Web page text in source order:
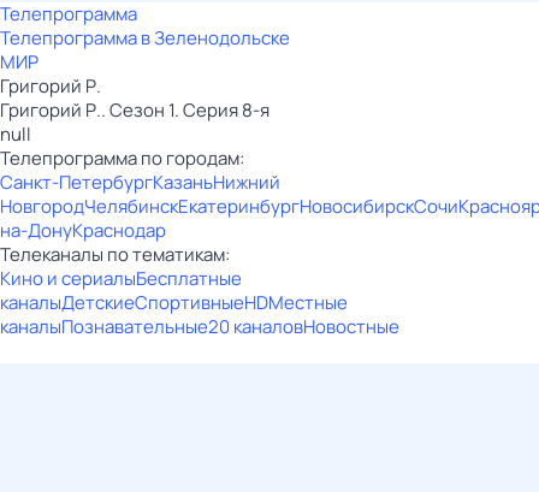
Телепрограмма
Телепрограмма в Зеленодольске
МИР
Григорий Р.
Григорий Р.. Сезон 1. Серия 8-я
null
Телепрограмма по городам:
Санкт-ПетербургКазаньНижний
НовгородЧелябинскЕкатеринбургНовосибирскСочи
на-ДонуКраснодар
Телеканалы по тематикам:
Кино и сериалыБесплатные
каналыДетскиеСпортивныеHDМестные
каналыПознавательные20 каналовНовостные